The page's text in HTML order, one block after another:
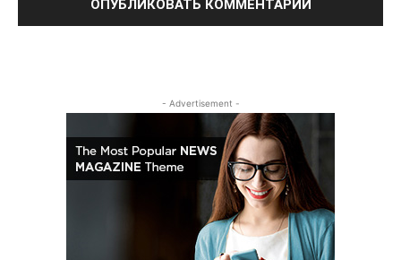
- Advertisement -